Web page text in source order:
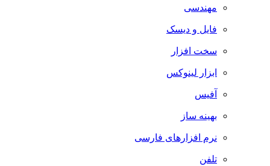
مهندسی
فایل و دیسک
سخت افزار
ابزار لینوکس
آفیس
بهینه ساز
نرم افزارهای فارسی
تلفن